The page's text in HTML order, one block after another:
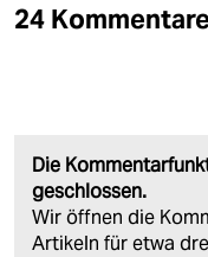
24 Kommentare
Die
geschlossen.
Wir öffnen die
Artikeln für etwa